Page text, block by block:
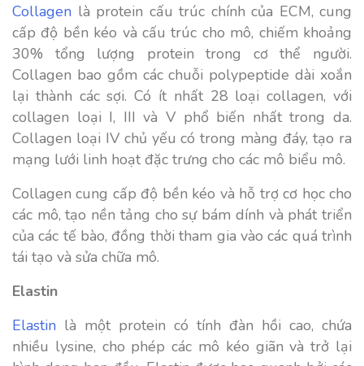
Collagen là protein cấu trúc chính của ECM, cung
cấp độ bền kéo và cấu trúc cho mô, chiếm khoảng
30% tổng lượng protein trong cơ thể người.
Collagen bao gồm các chuỗi polypeptide dài xoắn
lại thành các sợi. Có ít nhất 28 loại collagen, với
collagen loại I, III và V phổ biến nhất trong da.
Collagen loại IV chủ yếu có trong màng đáy, tạo ra
mạng lưới linh hoạt đặc trưng cho các mô biểu mô.
Collagen cung cấp độ bền kéo và hỗ trợ cơ học cho
các mô, tạo nền tảng cho sự bám dính và phát triển
của các tế bào, đồng thời tham gia vào các quá trình
tái tạo và sửa chữa mô.
Elastin
Elastin là một protein có tính đàn hồi cao, chứa
nhiều lysine, cho phép các mô kéo giãn và trở lại